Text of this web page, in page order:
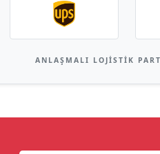
ANLAŞMALI LOJISTIK